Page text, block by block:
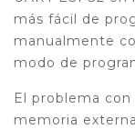
más fácil de
manualmente
modo de
El problema
memoria